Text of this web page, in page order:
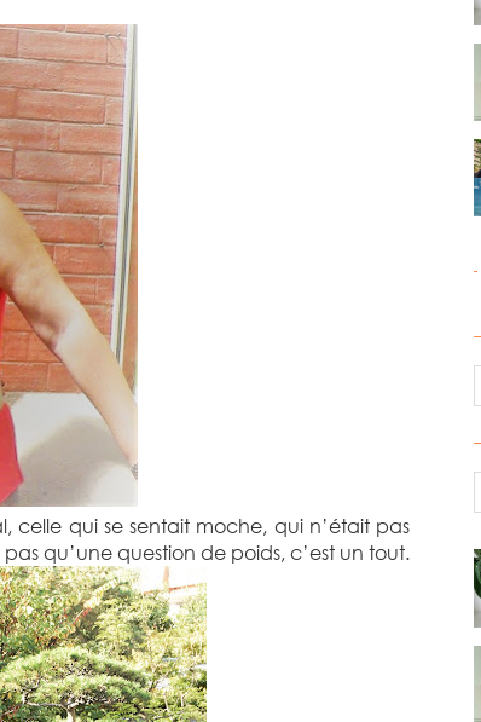
celle qui se sentait moche, qui n’était pas
qu’une question de poids, c’est un tout.